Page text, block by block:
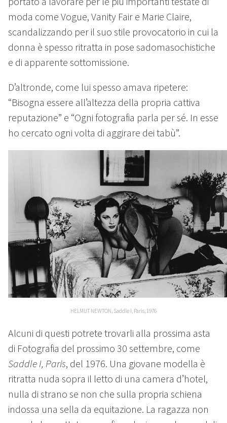
moda come Vogue, Vanity Fair e Marie Claire,
scandalizzando per il suo stile provocatorio in cui la
donna è spesso ritratta in pose sadomasochistiche
e di apparente sottomissione.
D’altronde, come lui spesso amava ripetere:
“Bisogna essere all’altezza della propria cattiva
reputazione” e “Ogni fotografia parla per sé. In esse
ho cercato ogni volta di aggirare dei tabù”.
HELMUT NEWTON, Saddle I, Paris, 1976
Alcuni di questi potrete trovarli alla prossima asta
di Fotografia del prossimo 30 settembre, come
Saddle I, Paris, del 1976. Una giovane modella è
ritratta nuda sopra il letto di una camera d’hotel,
nulla di strano se non che sulla propria schiena
indossa una sella da equitazione. La ragazza non